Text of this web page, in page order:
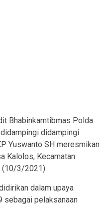
Bhabinkamtibmas Polda
didampingi
Yuswanto SH meresmikan
Kalolos, Kecamatan
(10/3/2021).
dalam upaya
sebagai pelaksanaan